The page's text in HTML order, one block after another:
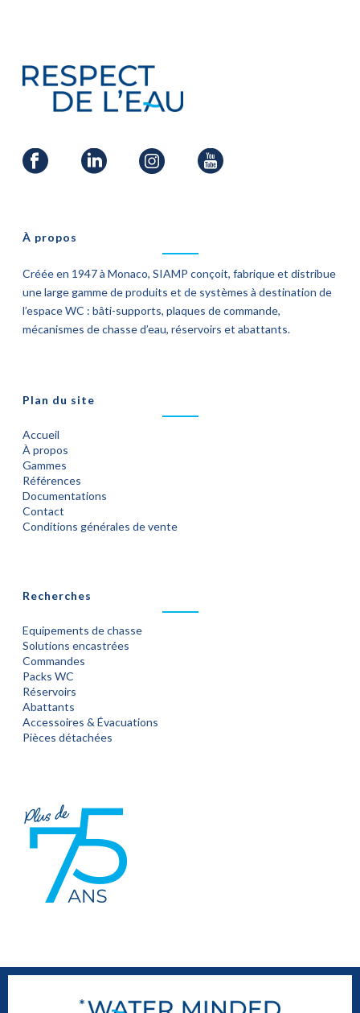
À propos
Créée en 1947 à Monaco, SIAMP conçoit, fabrique et distribue
une large gamme de produits et de systèmes à destination de
l’espace WC : bâti-supports, plaques de commande,
mécanismes de chasse d’eau, réservoirs et abattants.
Plan du site
Accueil
À propos
Gammes
Références
Documentations
Contact
Conditions générales de vente
Recherches
Equipements de chasse
Solutions encastrées
Commandes
Packs WC
Réservoirs
Abattants
Accessoires & Évacuations
Pièces détachées